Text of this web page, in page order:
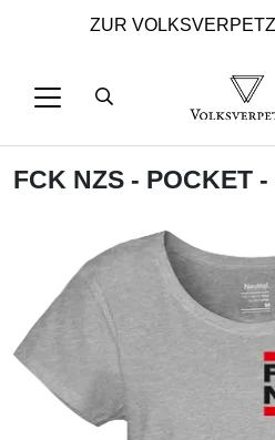
ZUR
FCK NZS - POCKET